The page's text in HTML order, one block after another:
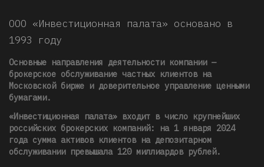
ООО «Инвестиционная палата» основано в
1993 году
Основные направления деятельности компании —
брокерское обслуживание частных клиентов на
Московской бирже и доверительное управление ценными
бумагами.
«Инвестиционная палата» входит в число крупнейших
российских брокерских компаний: на 1 января 2024
года сумма активов клиентов на депозитарном
обслуживании превышала 120 миллиардов рублей.